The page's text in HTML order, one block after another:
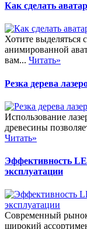
Как сделать
Хотите выделяться
анимированной
вам... Читать»
Резка дерева
Использование
древесины
Читать»
Эффективность
эксплуатации
Современный рынок
широкий